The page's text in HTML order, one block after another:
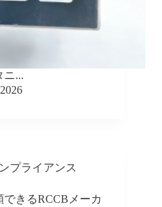
ニ...
プライアンス
きるRCCBメーカ